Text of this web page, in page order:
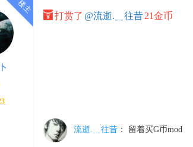
打赏了 @流逝.﹎往昔21金币
流逝.﹎往昔： 留着买G币mod